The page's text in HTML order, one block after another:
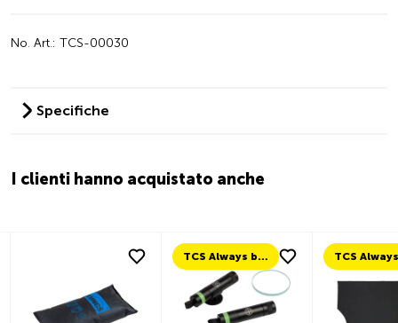
No. Art.: TCS-00030
Specifiche
I clienti hanno acquistato anche
TCS Always by my side